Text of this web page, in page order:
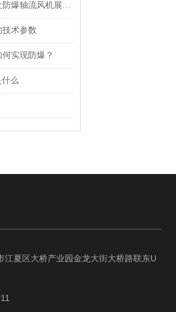
通过以下调试能让防爆轴流风机展现较好的工作状态
技术参数
实现防爆？
么
江夏区大桥产业园金龙大街大桥路联东U